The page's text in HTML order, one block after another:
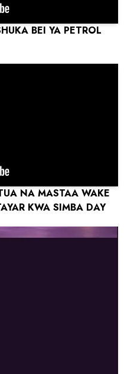
BEI YA PETROL
NA MASTAA WAKE
KWA SIMBA DAY